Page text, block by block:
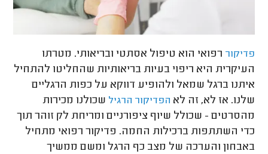
פדיקור רפואי הוא טיפול אסתטי ובריאותי. מטרתו
העיקרית היא ריפוי בעיות בריאותיות שהחליטו להתחיל
איתנו ברגל שמאל ולהופיע דווקא על כפות הרגליים
שלנו. אז לא, זה לא הפדיקור הרגיל שכולנו מכירות
מהסרטים - שכולל שיוף ציפורניים ומריחת לק זוהר תוך
כדי השתתפות ברכילות החמה. פדיקור רפואי מתחיל
באבחון והערכה של מצב כף הרגל ומשם ממשיך